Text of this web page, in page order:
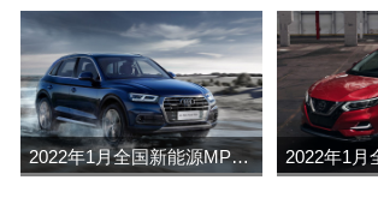
2022年1月全国新能源MPV销量排行榜完整版